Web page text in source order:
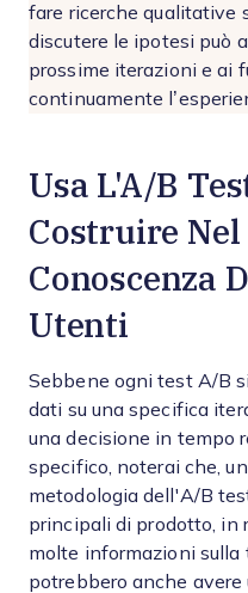
fare ricerche qualitative
discutere le ipotesi può
prossime iterazioni e ai
continuamente
Usa L'A/B
Costruire Nel
Conoscenza
Utenti
Sebbene ogni test A/B
dati su una specifica
una decisione in tempo
specifico, noterai che,
metodologia dell'A/B
principali di prodotto, in
molte informazioni sulla
potrebbero anche avere